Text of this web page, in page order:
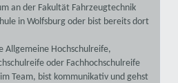
an der Fakultät Fahrzeugtechnik
in Wolfsburg oder bist bereits dort
Allgemeine Hochschulreife,
oder Fachhochschulreife
Team, bist kommunikativ und gehst